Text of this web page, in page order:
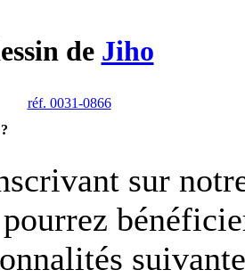
de Jiho
réf. 0031-0866
sur